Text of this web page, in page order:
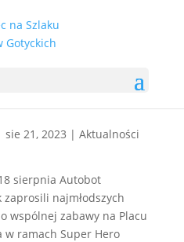
sie 21, 2023 | Aktualności
sierpnia Autobot
najmłodszych
wspólnej zabawy na Placu
w ramach Super Hero